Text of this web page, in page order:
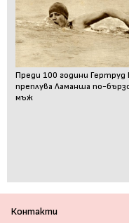
Преди 100 години Гертруд
преплува Ламанша по-
мъж
Контакти